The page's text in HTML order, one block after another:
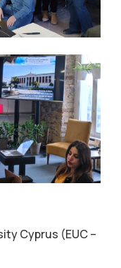
Cyprus (EUC –